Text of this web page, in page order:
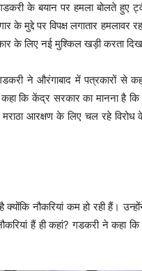
के बयान पर हमला बोलते हुए
के मुद्दे पर विपक्ष लगातार हमलावर
के लिए नई मुश्किल खड़ी करता
ने औरंगाबाद में पत्रकारों से
कि केंद्र सरकार का मानना है कि
आरक्षण के लिए चल रहे
नौकरियां कम हो रही हैं।
हैं ही कहां? गडकरी ने कहा